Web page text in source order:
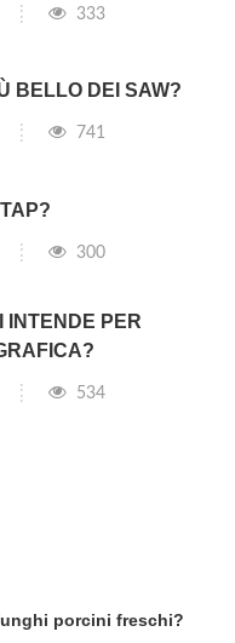
333
BELLO DEI SAW?
741
300
INTENDE PER
534
porcini freschi?